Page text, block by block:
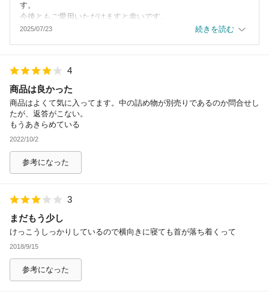
す。
今後ともご愛用いただけますと幸いです。
この度はCooLZONをご利用いただき誠にありがとうございまし
2025/07/23 続きを読む
4
商品は良かった
商品はよくて気に入ってます。中の詰め物が別売りであるのか問合せし
たが、返答がこない。
もうあきらめている
2022/10/2
参考になった
3
まだもう少し
けっこうしっかりしているので横向きに寝ても首が落ち着くって
2018/9/15
参考になった